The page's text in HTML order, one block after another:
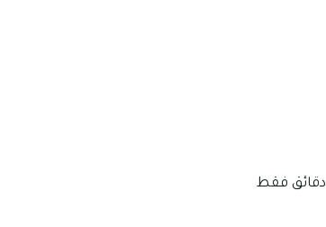
توجد الكثير من المدارس والمؤسسات التعليمية القريبة من الضاحية 9M، وهي يمكن الوصول إليها خلال 4 دقائق فقط